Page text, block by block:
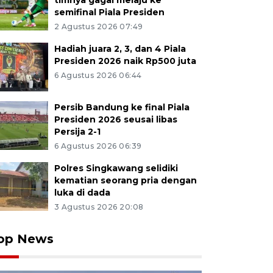
semifinal Piala Presiden
2 Agustus 2026 07:49
Hadiah juara 2, 3, dan 4 Piala
Presiden 2026 naik Rp500 juta
6 Agustus 2026 06:44
Persib Bandung ke final Piala
Presiden 2026 seusai libas
Persija 2-1
6 Agustus 2026 06:39
Polres Singkawang selidiki
kematian seorang pria dengan
luka di dada
3 Agustus 2026 20:08
News